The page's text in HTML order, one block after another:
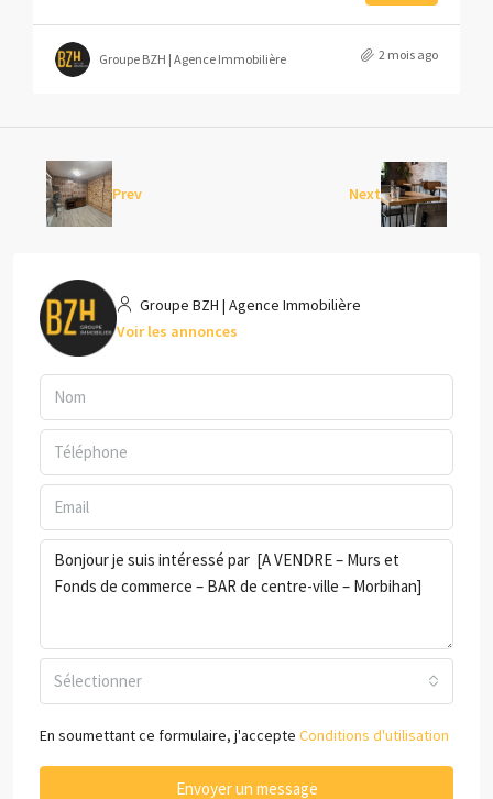
Groupe BZH | Agence Immobilière 2 mois ago
Prev Next
Groupe BZH | Agence Immobilière
Voir les annonces
Sélectionner
En soumettant ce formulaire, j'accepte Conditions d'utilisation
Envoyer un message